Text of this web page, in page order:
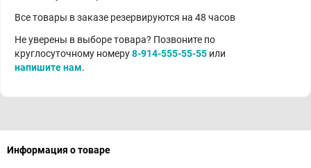
Все товары в заказе резервируются на 48 часов
Не уверены в выборе товара? Позвоните по
круглосуточному номеру8-914-555-55-55 или
напишите нам.
Информация о товаре